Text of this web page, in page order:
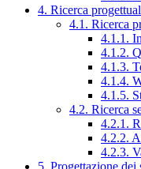
4. Ricerca
4.1. Ricerca
4.1.1.
4.1.2.
4.1.3.
4.1.4.
4.1.5.
4.2. Ricerca
4.2.1.
4.2.2.
4.2.3.
5. Progettazione dei